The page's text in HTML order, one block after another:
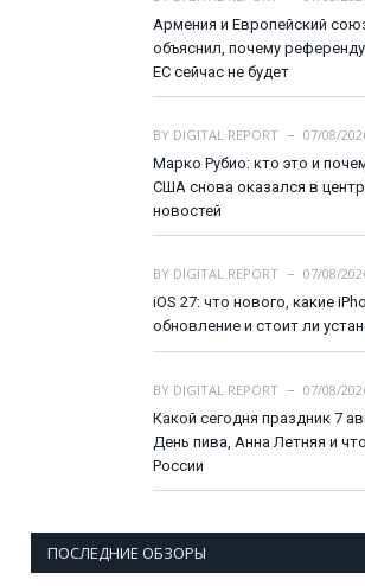
Армения и Европейский
объяснил, почему
ЕС сейчас не будет
BY DIGITAL REPORT
07/08/
Марко Рубио: кто это и
США снова оказался в
новостей
BY DIGITAL REPORT
07/08/
iOS 27: что нового, какие
обновление и стоит ли
BY DIGITAL REPORT
07/08/
Какой сегодня праздник 7
День пива, Анна Летняя и
России
ПОСЛЕДНИЕ ОБЗОРЫ